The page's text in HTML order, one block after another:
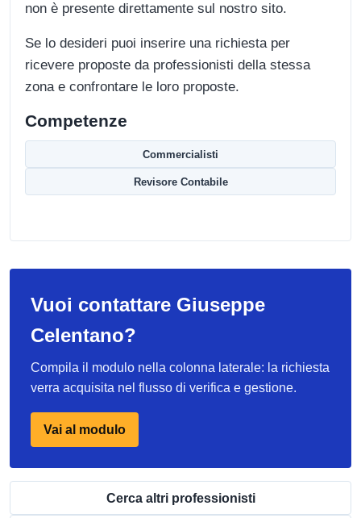
non è presente direttamente sul nostro sito.
Se lo desideri puoi inserire una richiesta per
ricevere proposte da professionisti della stessa
zona e confrontare le loro proposte.
Competenze
Commercialisti
Revisore Contabile
Vuoi contattare Giuseppe
Celentano?
Compila il modulo nella colonna laterale: la richiesta
verra acquisita nel flusso di verifica e gestione.
Vai al modulo
Cerca altri professionisti